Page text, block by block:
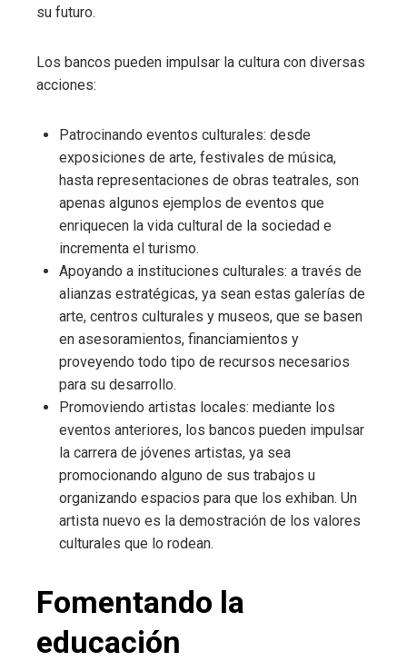
su futuro.
Los bancos pueden impulsar la cultura con diversas
acciones:
Patrocinando eventos culturales: desde
exposiciones de arte, festivales de música,
hasta representaciones de obras teatrales, son
apenas algunos ejemplos de eventos que
enriquecen la vida cultural de la sociedad e
incrementa el turismo.
Apoyando a instituciones culturales: a través de
alianzas estratégicas, ya sean estas galerías de
arte, centros culturales y museos, que se basen
en asesoramientos, financiamientos y
proveyendo todo tipo de recursos necesarios
para su desarrollo.
Promoviendo artistas locales: mediante los
eventos anteriores, los bancos pueden impulsar
la carrera de jóvenes artistas, ya sea
promocionando alguno de sus trabajos u
organizando espacios para que los exhiban. Un
artista nuevo es la demostración de los valores
culturales que lo rodean.
Fomentando la
educación